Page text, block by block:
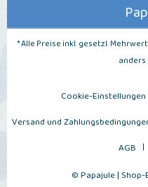
* Alle Preise inkl. gesetzl.
Cookie-Einstellungen
Versand und
AGB
© Papajule | Shop-